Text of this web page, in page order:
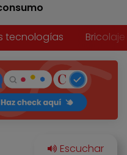
tecnologías Bricolaje